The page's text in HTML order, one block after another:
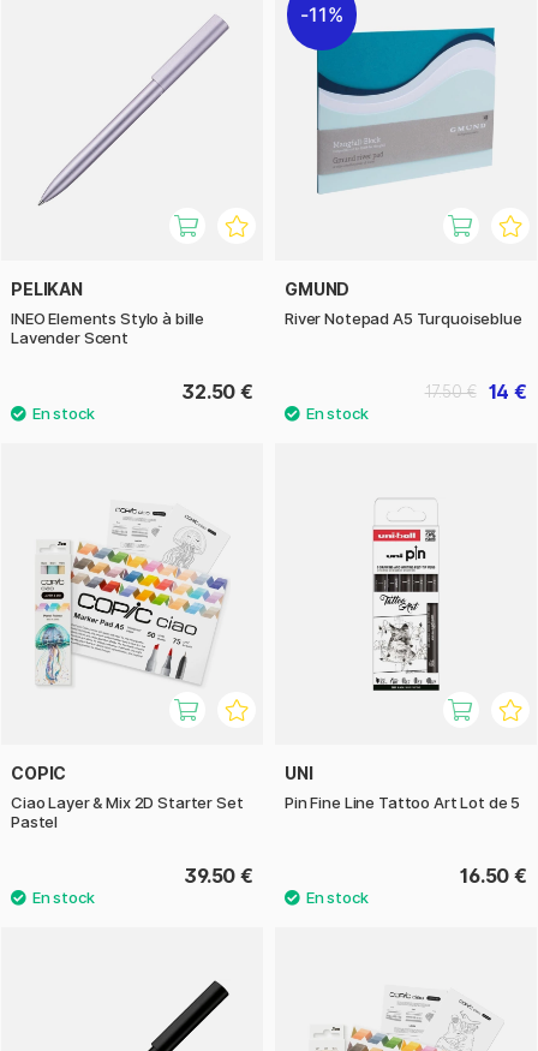
PELIKAN
INEO Elements Stylo à bille
Lavender Scent
32.50 €
11%
GMUND
River Notepad A5 Turquoiseblue
14 €
17.50 €
COPIC
Ciao Layer & Mix 2D Starter Set
Pastel
39.50 €
UNI
Pin Fine Line Tattoo Art Lot de 5
16.50 €